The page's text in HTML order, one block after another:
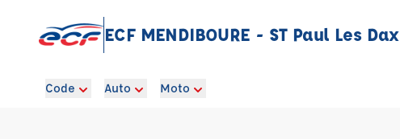
ECF MENDIBOURE - ST Paul Les Dax
Code Auto Moto